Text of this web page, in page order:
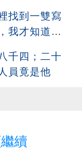
找到一雙寫
我才知道他
千四；二十
員竟是他
續